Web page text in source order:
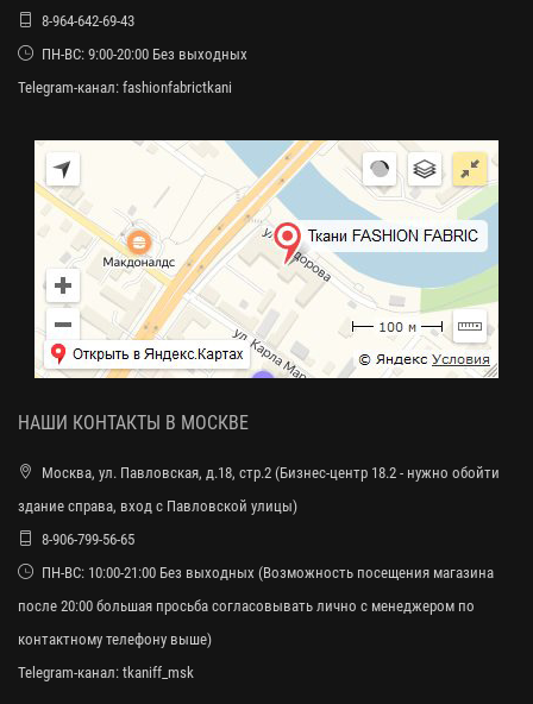
8-964-642-69-43
ПН-ВС: 9:00-20:00 Без выходных
Telegram-канал: fashionfabrictkani
НАШИ КОНТАКТЫ В МОСКВЕ
Москва, ул. Павловская, д.18, стр.2 (Бизнес-центр 18.2 - нужно обойти
здание справа, вход с Павловской улицы)
8-906-799-56-65
ПН-ВС: 10:00-21:00 Без выходных (Возможность посещения магазина
после 20:00 большая просьба согласовывать лично с менеджером по
контактному телефону выше)
Telegram-канал: tkaniff_msk